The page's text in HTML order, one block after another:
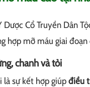
Dược Cổ Truyền Dân
hợp mỡ máu giai đoạn
chanh và tỏi
là sự kết hợp giúpđiều